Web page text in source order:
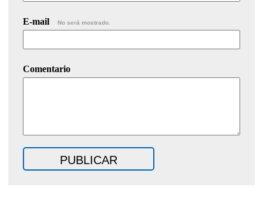
E-mail No será mostrado.
Comentario